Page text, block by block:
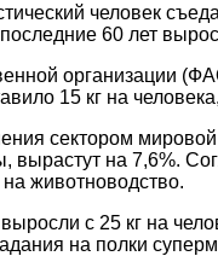
человек
60 лет
организации
15 кг на
сектором
на 7,6%.
животноводство.
с 25 кг на
на полки